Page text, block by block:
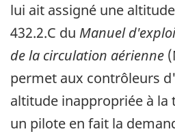
lui ait assigné une
432.2.C du Manuel
de la circulation aérienne
permet aux contrôleurs
altitude inappropriée à la
un pilote en fait la